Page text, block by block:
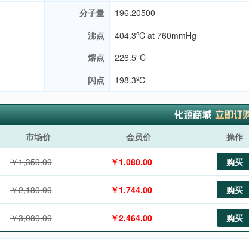
分子量
196.20500
沸点
404.3ºC at 760mmHg
熔点
226.5°C
闪点 198.3ºC
市场价 会员价 操作
￥1,350.00 ￥1,080.00 购买
￥2,180.00 ￥1,744.00 购买
￥3,080.00 ￥2,464.00 购买